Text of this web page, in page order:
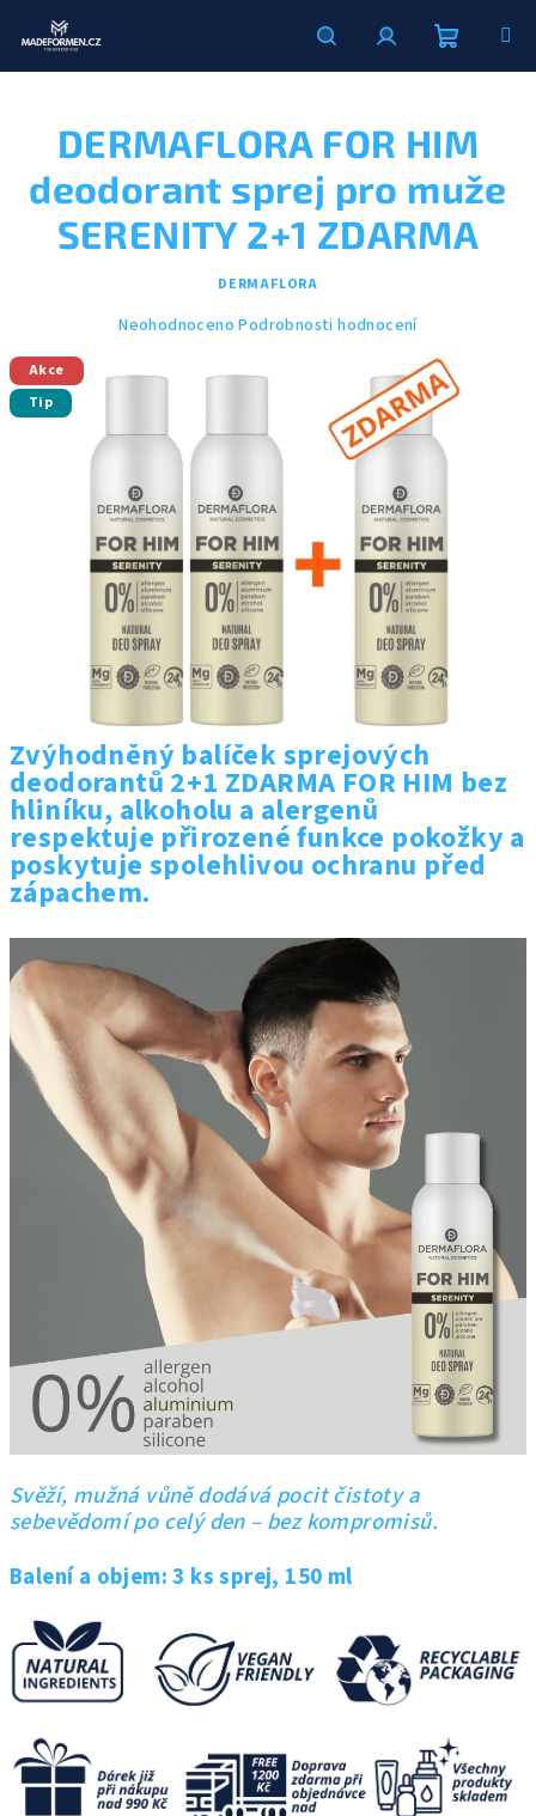
HledatPřihlášeníNákupní
košík
Zvýhodněný balíček sprejových
deodorantů 2+1 ZDARMA FOR HIM bez
hliníku, alkoholu a alergenů
respektuje přirozené funkce pokožky a
poskytuje spolehlivou ochranu před
zápachem.
Svěží, mužná vůně dodává pocit čistoty a
sebevědomí po celý den – bez kompromisů.
Balení a objem: 3 ks sprej, 150 ml
DERMAFLORA FOR HIM
deodorant sprej pro muže
SERENITY 2+1 ZDARMA
DERMAFLORA
Průměrné
produktu
hvězdiček.
Neohodnoceno Podrobnosti hodnocení
Akce
Tip